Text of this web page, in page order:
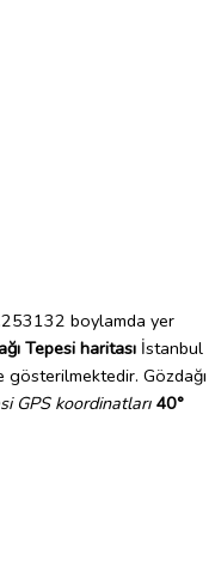
boylamda yer
Tepesi haritası İstanbul
Gözdağı
GPS koordinatları 40°